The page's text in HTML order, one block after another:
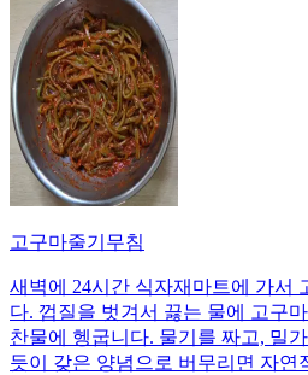
고구마줄기무침
새벽에 24시간 식자재마트에 가서
다. 껍질을 벗겨서 끓는 물에 고구
찬물에 헹굽니다. 물기를 짜고, 밀
듯이 갖은 양념으로 버무리면 자연